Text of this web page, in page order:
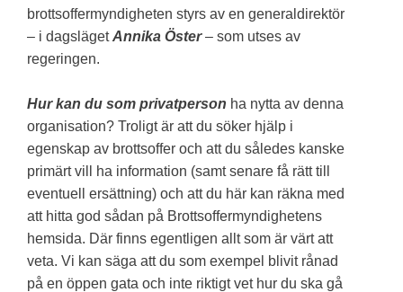
brottsoffermyndigheten styrs av en generaldirektör
– i dagslägetAnnika Öster– som utses av
regeringen.
Hur kan du som privatperson ha nytta av denna
organisation? Troligt är att du söker hjälp i
egenskap av brottsoffer och att du således kanske
primärt vill ha information (samt senare få rätt till
eventuell ersättning) och att du här kan räkna med
att hitta god sådan på Brottsoffermyndighetens
hemsida. Där finns egentligen allt som är värt att
veta. Vi kan säga att du som exempel blivit rånad
på en öppen gata och inte riktigt vet hur du ska gå